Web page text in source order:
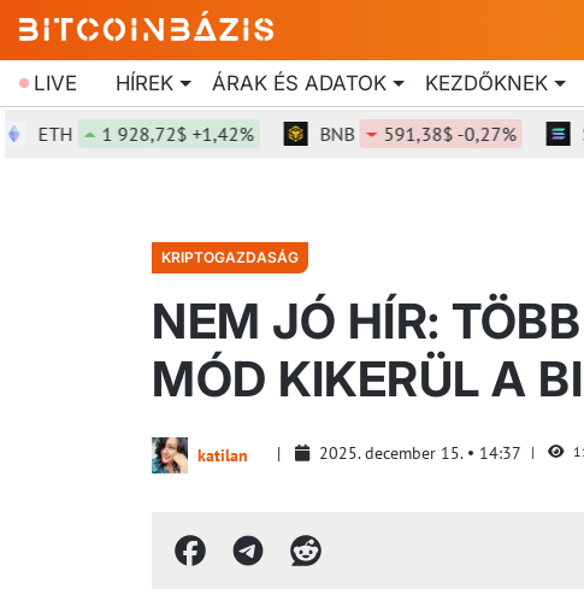
LIVE HÍREK ÁRAK ÉS ADATOK KEZDŐKNEK
1 928,72$ +1,42% BNB 591,38$ -0,27% SOL
KRIPTOGAZDASÁG
NEM JÓ HÍR:
MÓD KIKERÜL A
katilan 2025. december 15. 14:37